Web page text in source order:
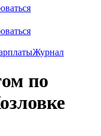
Журнал
по